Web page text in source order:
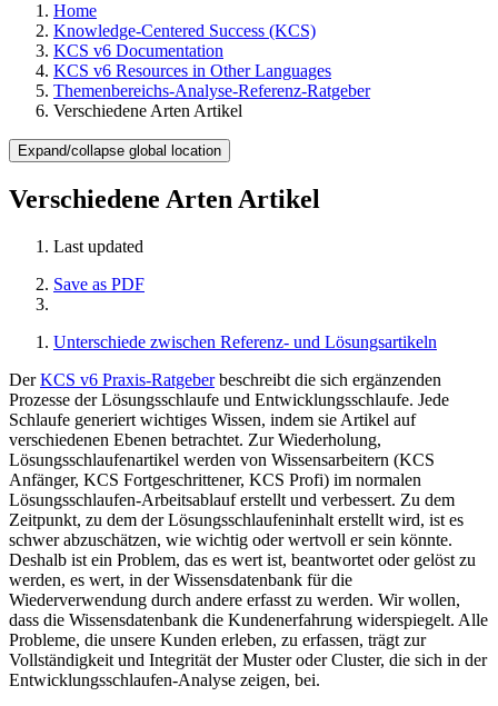
Home
Knowledge-Centered Success (KCS)
KCS v6 Documentation
KCS v6 Resources in Other Languages
Themenbereichs-Analyse-Referenz-Ratgeber
Verschiedene Arten Artikel
Expand/collapse global location
Verschiedene Arten Artikel
Last updated
Save as PDF
Unterschiede zwischen Referenz- und Lösungsartikeln
DerKCS v6 Praxis-Ratgeberbeschreibt die sich ergänzenden
Prozesse der Lösungsschlaufe und Entwicklungsschlaufe. Jede
Schlaufe generiert wichtiges Wissen, indem sie Artikel auf
verschiedenen Ebenen betrachtet. Zur Wiederholung,
Lösungsschlaufenartikel werden von Wissensarbeitern (KCS
Anfänger, KCS Fortgeschrittener, KCS Profi) im normalen
Lösungsschlaufen-Arbeitsablauf erstellt und verbessert. Zu dem
Zeitpunkt, zu dem der Lösungsschlaufeninhalt erstellt wird, ist es
schwer abzuschätzen, wie wichtig oder wertvoll er sein könnte.
Deshalb ist ein Problem, das es wert ist, beantwortet oder gelöst zu
werden, es wert, in der Wissensdatenbank für die
Wiederverwendung durch andere erfasst zu werden. Wir wollen,
dass die Wissensdatenbank die Kundenerfahrung widerspiegelt. Alle
Probleme, die unsere Kunden erleben, zu erfassen, trägt zur
Vollständigkeit und Integrität der Muster oder Cluster, die sich in der
Entwicklungsschlaufen-Analyse zeigen, bei.